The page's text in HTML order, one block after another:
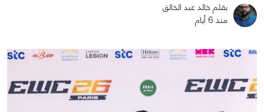
بقلم خالد عبد الخالق
منذ 6 أيام